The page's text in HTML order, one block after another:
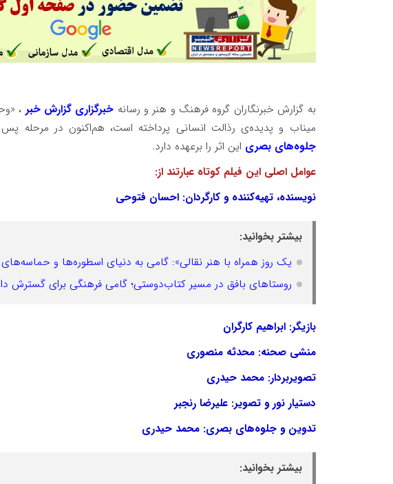
به گزارش خبرنگاران گروه فرهنگ و هنر و رسانه خبرگزاری گزارش خبر ،
میناب و پدیده‌ی رذالت انسانی پرداخته است، هم‌اکنون در مرحله پس
جلوه‌های بصری این اثر را برعهده دارد.
عوامل اصلی این فیلم کوتاه عبارتند از:
نویسنده، تهیه‌کننده و کارگردان: احسان فتوحی
بیشتر بخوانید:
یک روز همراه با هنر نقالی»: گامی به دنیای اسطوره‌ها و حماسه‌های
روستاهای بافق در مسیر کتاب‌دوستی؛ گامی فرهنگی برای گسترش
بازیگر: ابراهیم کارگران
منشی صحنه: محدثه منصوری
تصویربردار: محمد حیدری
دستیار نور و تصویر: علیرضا رنجبر
تدوین و جلوه‌های بصری: محمد حیدری
بیشتر بخوانید: